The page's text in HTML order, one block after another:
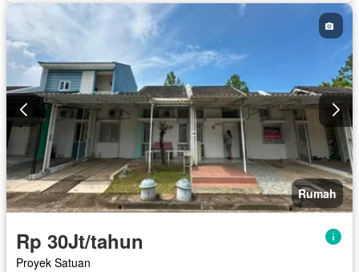
Rumah
Rp 30Jt/tahun
Proyek Satuan